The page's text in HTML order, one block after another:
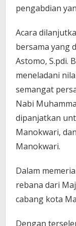
pengabdian
Acara
bersama yang
Astomo, S.pdi.
meneladani
semangat
Nabi
dipanjatkan
Manokwari,
Manokwari.
Dalam
rebana dari
cabang kota
Dengan